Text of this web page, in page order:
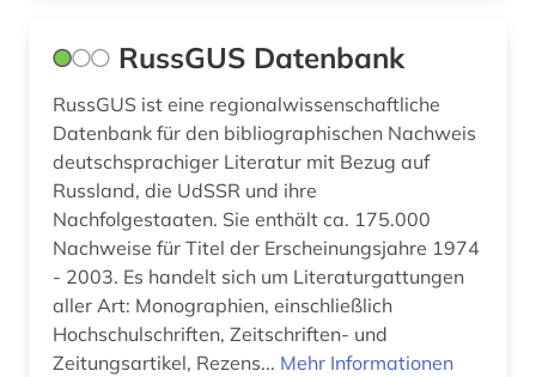
litauen (1)
literatur (7)
literaturnaja gazeta (2)
militär (1)
militärwissenschaft (1)
mittelasien gus (1)
mitteleuropa (2)
RussGUS Datenbank
RussGUS ist eine regionalwissenschaftliche
Datenbank für den bibliographischen Nachweis
deutschsprachiger Literatur mit Bezug auf
Russland, die UdSSR und ihre
Nachfolgestaaten. Sie enthält ca. 175.000
Nachweise für Titel der Erscheinungsjahre 1974
- 2003. Es handelt sich um Literaturgattungen
aller Art: Monographien, einschließlich
Hochschulschriften, Zeitschriften- und
Zeitungsartikel, Rezens... Mehr Informationen